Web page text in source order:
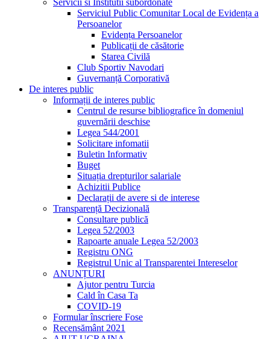
Servicii si Institutii subordonate
Serviciul Public Comunitar Local de Evidența a
Persoanelor
Evidența Persoanelor
Publicații de căsătorie
Starea Civilă
Club Sportiv Navodari
Guvernanță Corporativă
De interes public
Informații de interes public
Centrul de resurse bibliografice în domeniul
guvernării deschise
Legea 544/2001
Solicitare infomatii
Buletin Informativ
Buget
Situația drepturilor salariale
Achizitii Publice
Declarații de avere si de interese
Transparență Decizională
Consultare publică
Legea 52/2003
Rapoarte anuale Legea 52/2003
Registru ONG
Registrul Unic al Transparentei Intereselor
ANUNȚURI
Ajutor pentru Turcia
Cald în Casa Ta
COVID-19
Formular înscriere Fose
Recensământ 2021